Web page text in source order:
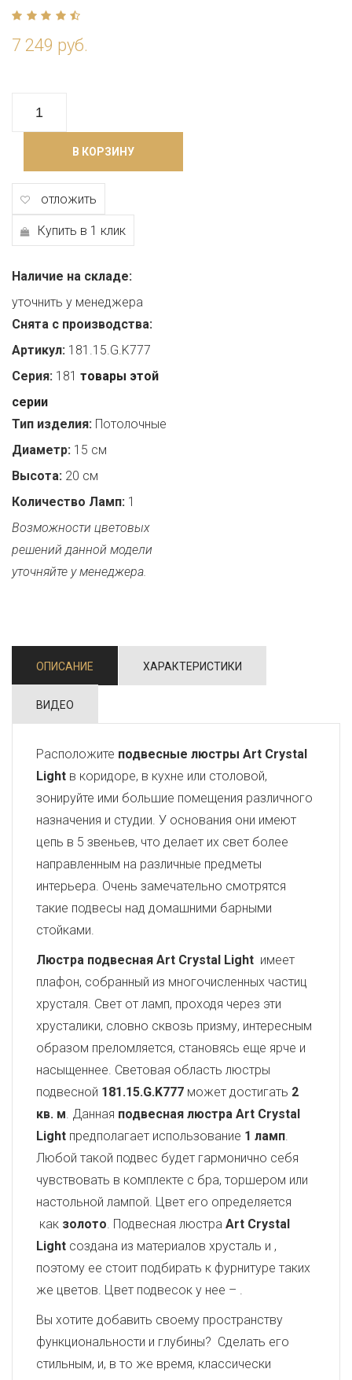
7 249 руб.
В КОРЗИНУ
отложить
Купить в 1 клик
Наличие на складе:
уточнить у менеджера
Снята с производства:
Артикул: 181.15.G.K777
Серия: 181 товары этой
серии
Тип изделия: Потолочные
Диаметр: 15 см
Высота: 20 см
Количество Ламп: 1
Возможности цветовых
решений данной модели
уточняйте у менеджера.
ОПИСАНИЕ ХАРАКТЕРИСТИКИ
ВИДЕО
Расположите подвесные люстры Art Crystal
Light в коридоре, в кухне или столовой,
зонируйте ими большие помещения различного
назначения и студии. У основания они имеют
цепь в 5 звеньев, что делает их свет более
направленным на различные предметы
интерьера. Очень замечательно смотрятся
такие подвесы над домашними барными
стойками.
Люстра подвесная Art Crystal Light имеет
плафон, собранный из многочисленных частиц
хрусталя. Свет от ламп, проходя через эти
хрусталики, словно сквозь призму, интересным
образом преломляется, становясь еще ярче и
насыщеннее. Световая область люстры
подвесной 181.15.G.K777 может достигать 2
кв. м. Данная подвесная люстра Art Crystal
Light предполагает использование 1 ламп.
Любой такой подвес будет гармонично себя
чувствовать в комплекте с бра, торшером или
настольной лампой. Цвет его определяется
как золото. Подвесная люстра Art Crystal
Light создана из материалов хрусталь и ,
поэтому ее стоит подбирать к фурнитуре таких
же цветов. Цвет подвесок у нее – .
Вы хотите добавить своему пространству
функциональности и глубины? Сделать его
стильным, и, в то же время, классически